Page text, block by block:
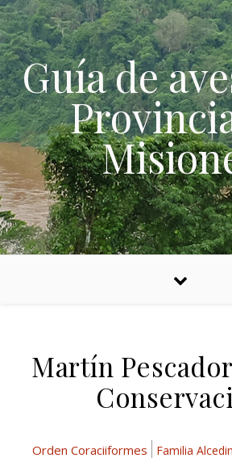
Skip to content
Guía de
Martín Pescador
Orden Coraciiformes
Familia